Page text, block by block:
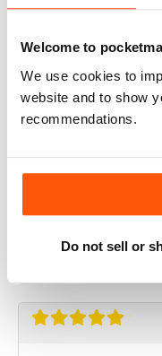
Welcome to
We use cookies to
website and to show
recommendations.
Do not sell or
One of my favorite
BRITISH CHESS
Excellent
column or Speelman
Regards